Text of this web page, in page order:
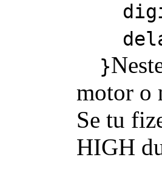
}
motor o
Se tu
HIGH